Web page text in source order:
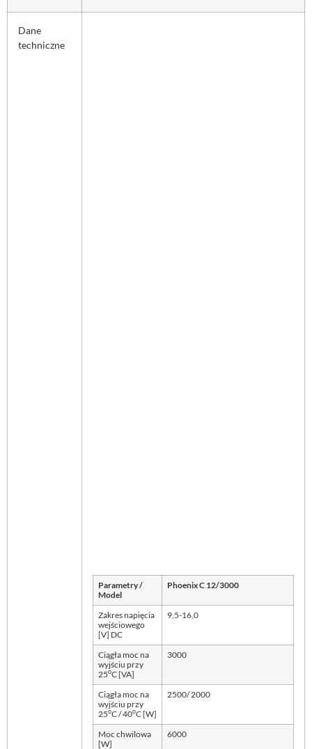
Dane
techniczne
Parametry /
Model
Phoenix C 12/3000
Zakres napięcia
wejściowego
[V] DC
9,5-16,0
Ciągła moc na
wyjściu przy
25oC [VA]
3000
Ciągła moc na
wyjściu przy
25oC / 40oC [W]
2500/ 2000
Moc chwilowa
[W]
6000